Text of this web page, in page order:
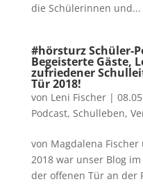
die Schülerinnen und...
#hörsturz Schüler-
Begeisterte Gäste,
zufriedener
Tür 2018!
von Leni Fischer|
Podcast, Schulleben,
von Magdalena
2018 war unser Blog
der offenen Tür an der